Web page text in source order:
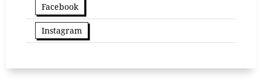
Facebook
Instagram